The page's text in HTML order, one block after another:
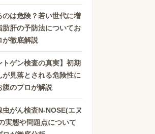
のは危険？若い世代に増
肪肝の予防法についてお
が徹底解説
トゲン検査の真実】初期
が見落とされる危険性に
腹のプロが解説
虫がん検査N-NOSE(エヌ
実態や問題点について